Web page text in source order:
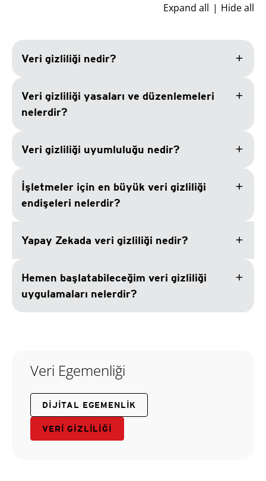
Expand all Hide all
Veri gizliliği nedir? add
Veri gizliliği yasaları ve düzenlemeleri
nelerdir?
add
Veri gizliliği uyumluluğu nedir? add
İşletmeler için en büyük veri gizliliği
endişeleri nelerdir?
add
Yapay Zekada veri gizliliği nedir? add
Hemen başlatabileceğim veri gizliliği
uygulamaları nelerdir?
add
Veri Egemenliği
DIJITAL EGEMENLIK
VERI GIZLILIĞI